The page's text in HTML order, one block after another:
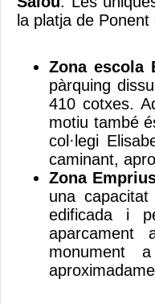
la platja de
Zona escola
pàrquing
410 cotxes.
motiu també
col·legi
caminant,
Zona
una
edificada i